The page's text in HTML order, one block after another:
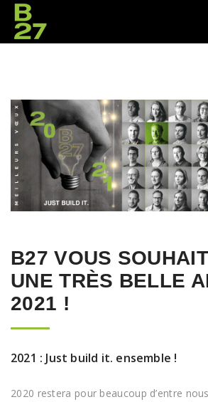
B27 VOUS
UNE TRÈS BELLE
2021 !
2021 : Just build it. ensemble !
2020 restera pour beaucoup d’entre